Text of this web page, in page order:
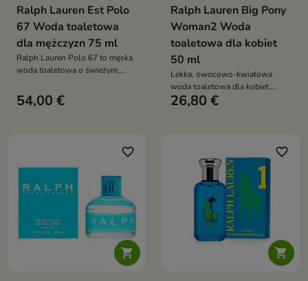
Ralph Lauren Est Polo
67 Woda toaletowa
dla mężczyzn 75 ml
Ralph Lauren Polo 67 to męska
woda toaletowa o świeżym,
54,00 €
Ralph Lauren Big Pony
Woman2 Woda
toaletowa dla kobiet
50 ml
Lekka, owocowo-kwiatowa
woda toaletowa dla kobiet.
Żurawina i fasola tonka w
26,80 €

favorite_border

favorite_border